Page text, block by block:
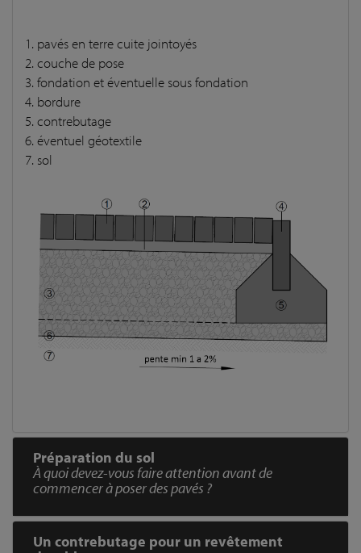
1. pavés en terre cuite jointoyés
2. couche de pose
3. fondation et éventuelle sous fondation
4. bordure
5. contrebutage
6. éventuel géotextile
7. sol
Préparation du sol
À quoi devez-vous faire attention avant de
commencer à poser des pavés ?
Un contrebutage pour un revêtement